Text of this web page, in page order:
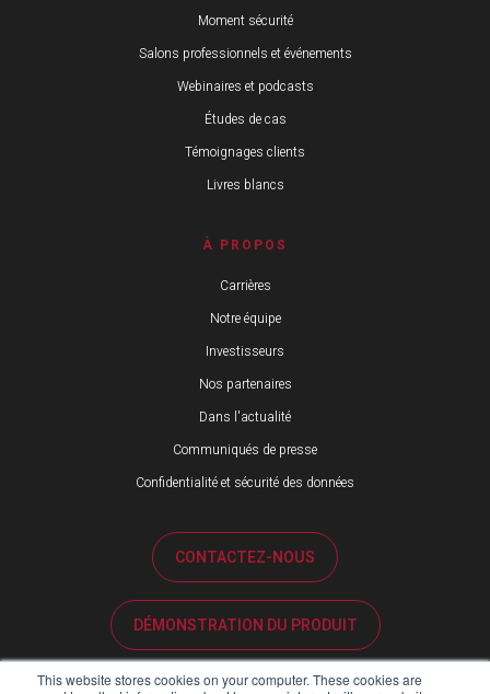
This website stores cookies on your computer. These cookies are
Moment sécurité
Salons professionnels et événements
Webinaires et podcasts
Études de cas
Témoignages clients
Livres blancs
À PROPOS
Carrières
Notre équipe
Investisseurs
Nos partenaires
Dans l'actualité
Communiqués de presse
Confidentialité et sécurité des données
CONTACTEZ-NOUS
DÉMONSTRATION DU PRODUIT